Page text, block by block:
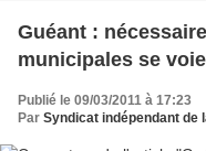
Guéant :
municipales se
Publié le 09/03/2011 à 17:23
Par Syndicat indépendant de